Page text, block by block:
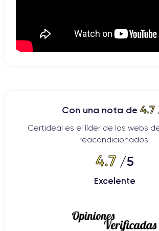
Con una nota de 4.7
Certideal es el líder de las webs
reacondicionados.
4.7/5
Excelente